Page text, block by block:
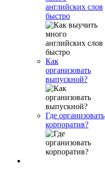
английских слов
быстро
Как
организовать
выпускной?
Где организовать
корпоратив?